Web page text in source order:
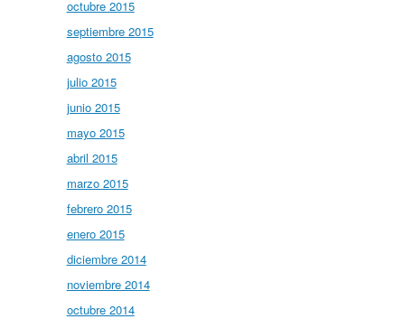
octubre 2015
septiembre 2015
agosto 2015
julio 2015
junio 2015
mayo 2015
abril 2015
marzo 2015
febrero 2015
enero 2015
diciembre 2014
noviembre 2014
octubre 2014